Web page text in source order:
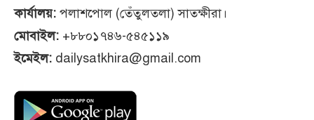
কার্যালয়: পলাশপোল (তেঁতুলতলা) সাতক্ষীরা।
মোবাইল: +৮৮০১৭৪৬-৫৪৫১১৯
ইমেইল: dailysatkhira@gmail.com